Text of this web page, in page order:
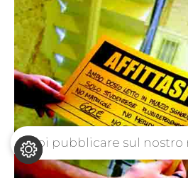
Vuoi pubblicare sul nostro